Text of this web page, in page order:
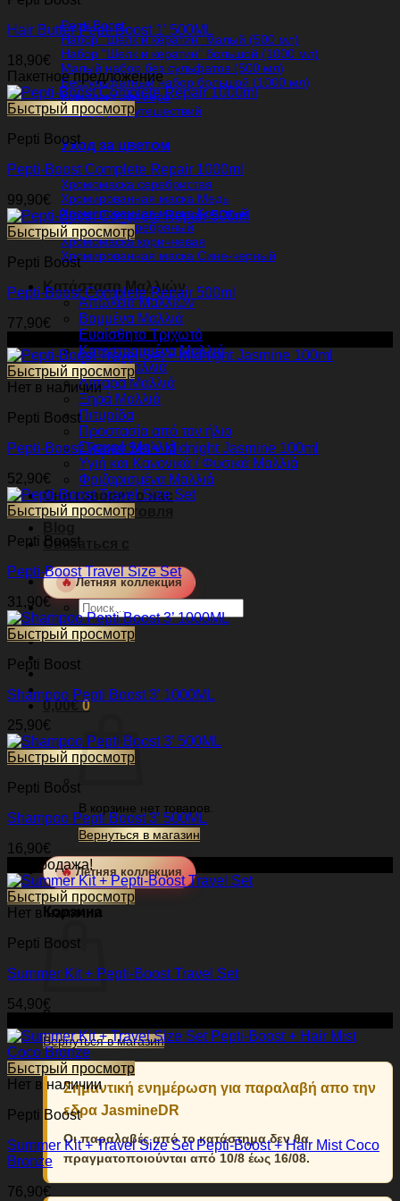
Pepti Boost
Набор "Шелк и кератин" малый (500 мл)
Набор "Шелк и кератин" большой (1000 мл)
Малый набор без сульфатов (500 мл)
Бессульфатный набор большой (1000 мл)
Комплект зуммера
Набор для путешествий
Уход за цветом
Хромомаска серебристая
Хромированная маска Медь
Хромированная маска Красный
Шампунь Серебряный
Хромомаска коричневая
Хромированная маска Сине-черный
Κατάσταση Μαλλιών
Απώλεια Μαλλιών
Βαμμένα Μαλλιά
Ευαίσθητο Τριχωτό
Κατεστραμμένα Μαλλιά
Λεπτά Μαλλιά
Λιπαρά Μαλλιά
Ξηρά Μαλλιά
Πιτυρίδα
Προστασία από τον ήλιο
Σγουρά Μαλλιά
Υγιή και Κανονικά / Φυσικά Μαλλιά
Φριζαρισμένα Μαλλιά
Они говорят о нас
Оптовая торговля
Связаться с
🔥 Летняя коллекция
Искать:
0,00€ 0
В корзине нет товаров.
Вернуться в магазин
🔥 Летняя коллекция
0
Корзина
В корзине нет товаров.
Вернуться в магазин
Σημαντική ενημέρωση για παραλαβή απο την
εδρα JasmineDR
Οι παραλαβές από το κατάστημα δεν θα
πραγματοποιούνται από 10/8 έως 16/08.
Hair Butter Pepti Boost 1’ 500ML
18,90€
Пакетное предложение
Быстрый просмотр
Pepti Boost
Pepti-Boost Complete Repair 1000ml
99,90€
Быстрый просмотр
Pepti Boost
Pepti-Boost Complete Repair 500ml
77,90€
Быстрый просмотр
Нет в наличии
Pepti Boost
Pepti-Boost Travel Set + Midnight Jasmine 100ml
52,90€
Быстрый просмотр
Pepti Boost
Pepti-Boost Travel Size Set
31,90€
Быстрый просмотр
Pepti Boost
Shampoo Pepti Boost 3’ 1000ML
25,90€
Быстрый просмотр
Pepti Boost
Shampoo Pepti Boost 3’ 500ML
16,90€
Распродажа!
Быстрый просмотр
Нет в наличии
Pepti Boost
Summer Kit + Pepti-Boost Travel Set
54,90€
Быстрый просмотр
Нет в наличии
Pepti Boost
Summer Kit + Travel Size Set Pepti-Boost + Hair Mist Coco
Bronze
76,90€